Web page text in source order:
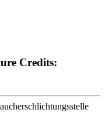
Credits: